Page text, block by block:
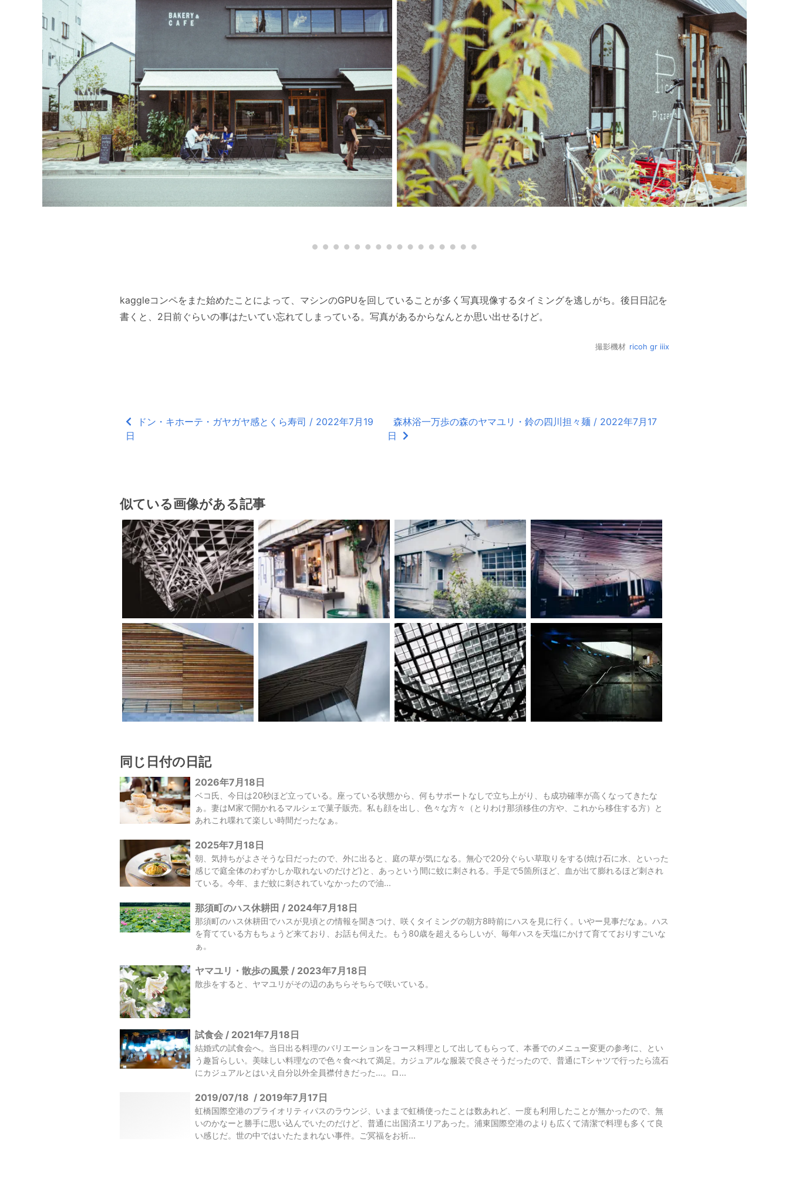
kaggleコンペをまた始めたことによって、マシンのGPUを回していることが多く写真現像するタイミングを逃しがち。後日日記を
書くと、2日前ぐらいの事はたいてい忘れてしまっている。写真があるからなんとか思い出せるけど。
撮影機材 ricoh gr iiix
ドン・キホーテ・ガヤガヤ感とくら寿司 / 2022年7月19
日
森林浴一万歩の森のヤマユリ・鈴の四川担々麺 / 2022年7月17
日
似ている画像がある記事
同じ日付の日記
2026年7月18日
ベコ氏、今日は20秒ほど立っている。座っている状態から、何もサポートなしで立ち上がり、も成功確率が高くなってきたな
ぁ。妻はM家で開かれるマルシェで菓子販売。私も顔を出し、色々な方々（とりわけ那須移住の方や、これから移住する方）と
あれこれ喋れて楽しい時間だったなぁ。
2025年7月18日
朝、気持ちがよさそうな日だったので、外に出ると、庭の草が気になる。無心で20分ぐらい草取りをする(焼け石に水、といった
感じで庭全体のわずかしか取れないのだけど)と、あっという間に蚊に刺される。手足で5箇所ほど、血が出て膨れるほど刺され
ている。今年、まだ蚊に刺されていなかったので油...
那須町のハス休耕田 / 2024年7月18日
那須町のハス休耕田でハスが見頃との情報を聞きつけ、咲くタイミングの朝方8時前にハスを見に行く。いやー見事だなぁ。ハス
を育てている方もちょうど来ており、お話も伺えた。もう80歳を超えるらしいが、毎年ハスを天塩にかけて育てておりすごいな
ぁ。
ヤマユリ・散歩の風景 / 2023年7月18日
散歩をすると、ヤマユリがその辺のあちらそちらで咲いている。
試食会 / 2021年7月18日
結婚式の試食会へ。当日出る料理のバリエーションをコース料理として出してもらって、本番でのメニュー変更の参考に、とい
う趣旨らしい。美味しい料理なので色々食べれて満足。カジュアルな服装で良さそうだったので、普通にTシャツで行ったら流石
にカジュアルとはいえ自分以外全員襟付きだった…。ロ...
2019/07/18 / 2019年7月17日
虹橋国際空港のプライオリティパスのラウンジ、いままで虹橋使ったことは数あれど、一度も利用したことが無かったので、無
いのかなーと勝手に思い込んでいたのだけど、普通に出国済エリアあった。浦東国際空港のよりも広くて清潔で料理も多くて良
い感じだ。世の中ではいたたまれない事件。ご冥福をお祈...